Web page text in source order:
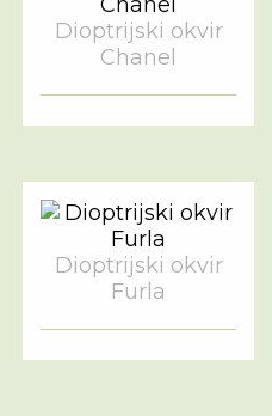
Dioptrijski okvir
Chanel
Dioptrijski okvir
Furla